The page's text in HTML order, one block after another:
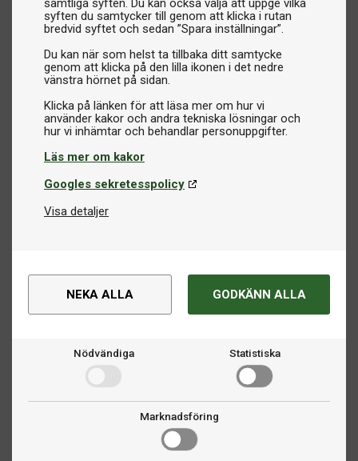
samtliga syften. Du kan också välja att uppge vilka
syften du samtycker till genom att klicka i rutan
bredvid syftet och sedan ”Spara inställningar”.
Du kan när som helst ta tillbaka ditt samtycke
genom att klicka på den lilla ikonen i det nedre
vänstra hörnet på sidan.
Klicka på länken för att läsa mer om hur vi
använder kakor och andra tekniska lösningar och
Läs mer om kakor
Googles sekretesspolicy
Visa detaljer
NEKA ALLA GODKÄNN ALLA
Nödvändiga Statistiska
Marknadsföring